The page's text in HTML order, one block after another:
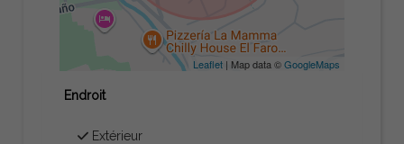
Leaflet| Map data ©GoogleMaps
Endroit
Extérieur